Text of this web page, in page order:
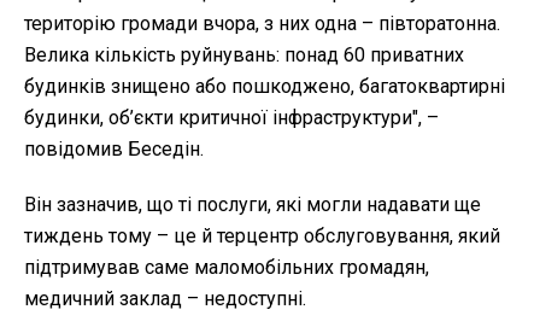
територію громади вчора, з них одна – півторатонна.
Велика кількість руйнувань: понад 60 приватних
будинків знищено або пошкоджено, багатоквартирні
будинки, об’єкти критичної інфраструктури", –
повідомив Беседін.
Він зазначив, що ті послуги, які могли надавати ще
тиждень тому – це й терцентр обслуговування, який
підтримував саме маломобільних громадян,
медичний заклад – недоступні.